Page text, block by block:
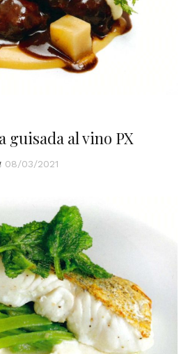
al vino PX
08/03/2021